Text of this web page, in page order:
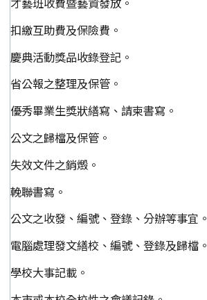
扣繳互助費及保險費。
慶典活動獎品收錄登記。
省公報之整理及保管。
優秀畢業生獎狀繕寫、請柬書寫。
公文之歸檔及保管。
失效文件之銷燬。
輓聯書寫。
公文之收發、編號、登錄、分辦等事宜。
電腦處理發文繕校、編號、登錄及歸檔。
學校大事記載。